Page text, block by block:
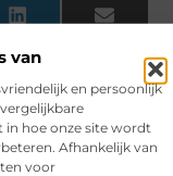
van
en persoonlijk
in hoe onze site wordt
Afhankelijk van
voor
LinkedIn Email